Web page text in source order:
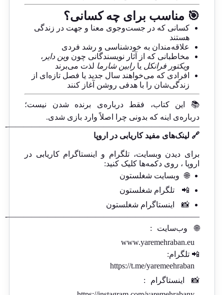
🎯 مناسب برای چه کسانی؟
کسانی که در جست‌وجوی معنا و جهت در زندگی
هستند
علاقه‌مندان به خودشناسی و رشد فردی
مخاطبانی که از آثار نویسندگانی چون وین دایر ،
ویکتور فرانکل یا رابین شارما لذت می‌برند
افرادی که می‌خواهند سال جدید یا فصل تازه‌ای از
زندگی‌شان را با هدفی روشن آغاز کنند
📚 این کتاب، فقط درباره‌ی برنده شدن نیست؛
درباره‌ی اینه که بدونی چرا اصلاً وارد بازی شدی.
————————————————————————-
🔗 لینک‌های مفید کاریابی در اروپا
برای دیدن وبسایت، تلگرام و اینستاگرام کاریابی در
اروپا ، روی دکمه‌ها کلیک کنید:
🌐
وبسایت شغلستون
📲
تلگرام شغلستون
📸
اینستاگرام شغلستون
————————————————————————-
🌐
وب‌سایت
:
www.yaremehraban.eu
📲 تلگرام:
https://t.me/yaremeehraban
📸
اینستاگرام
: